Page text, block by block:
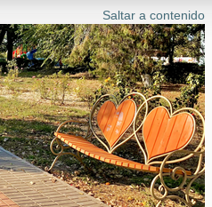
Saltar a contenido